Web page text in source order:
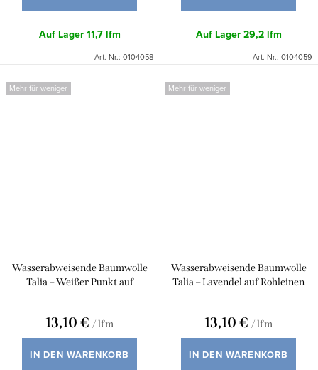
Auf Lager11,7 lfm
Art.-Nr.: 0104058
Auf Lager29,2 lfm
Art.-Nr.: 0104059
Mehr für weniger
Wasserabweisende Baumwolle
Talia – Weißer Punkt auf
13,10 € / lfm
IN DEN WARENKORB
Mehr für weniger
Wasserabweisende Baumwolle
Talia – Lavendel auf Rohleinen
13,10 € / lfm
IN DEN WARENKORB